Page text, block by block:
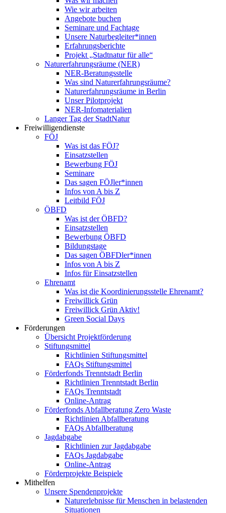
Wie wir arbeiten
Angebote buchen
Seminare und Fachtage
Unsere Naturbegleiter*innen
Erfahrungsberichte
Projekt „Stadtnatur für alle“
Naturerfahrungsräume (NER)
NER-Beratungsstelle
Was sind Naturerfahrungsräume?
Naturerfahrungsräume in Berlin
Unser Pilotprojekt
NER-Infomaterialien
Langer Tag der StadtNatur
Freiwilligendienste
FÖJ
Was ist das FÖJ?
Einsatzstellen
Bewerbung FÖJ
Seminare
Das sagen FÖJler*innen
Infos von A bis Z
Leitbild FÖJ
ÖBFD
Was ist der ÖBFD?
Einsatzstellen
Bewerbung ÖBFD
Bildungstage
Das sagen ÖBFDler*innen
Infos von A bis Z
Infos für Einsatzstellen
Ehrenamt
Was ist die Koordinierungsstelle Ehrenamt?
Freiwillick Grün
Freiwillick Grün Aktiv!
Green Social Days
Förderungen
Übersicht Projektförderung
Stiftungsmittel
Richtlinien Stiftungsmittel
FAQs Stiftungsmittel
Förderfonds Trenntstadt Berlin
Richtlinien Trenntstadt Berlin
FAQs Trenntstadt
Online-Antrag
Förderfonds Abfallberatung Zero Waste
Richtlinien Abfallberatung
FAQs Abfallberatung
Jagdabgabe
Richtlinien zur Jagdabgabe
FAQs Jagdabgabe
Online-Antrag
Förderprojekte Beispiele
Mithelfen
Unsere Spendenprojekte
Naturerlebnisse für Menschen in belastenden
Situationen